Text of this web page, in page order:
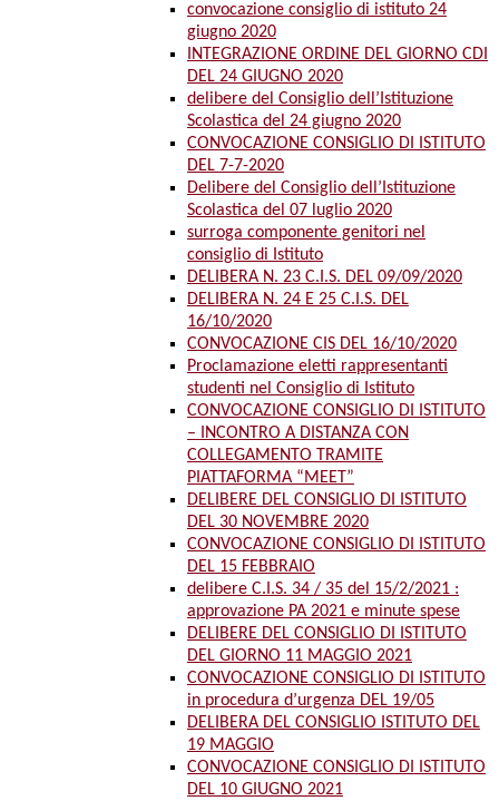
convocazione consiglio di istituto 24
giugno 2020
INTEGRAZIONE ORDINE DEL GIORNO CDI
DEL 24 GIUGNO 2020
delibere del Consiglio dell’Istituzione
Scolastica del 24 giugno 2020
CONVOCAZIONE CONSIGLIO DI ISTITUTO
DEL 7-7-2020
Delibere del Consiglio dell’Istituzione
Scolastica del 07 luglio 2020
surroga componente genitori nel
consiglio di Istituto
DELIBERA N. 23 C.I.S. DEL 09/09/2020
DELIBERA N. 24 E 25 C.I.S. DEL
16/10/2020
CONVOCAZIONE CIS DEL 16/10/2020
Proclamazione eletti rappresentanti
studenti nel Consiglio di Istituto
CONVOCAZIONE CONSIGLIO DI ISTITUTO
– INCONTRO A DISTANZA CON
COLLEGAMENTO TRAMITE
PIATTAFORMA “MEET”
DELIBERE DEL CONSIGLIO DI ISTITUTO
DEL 30 NOVEMBRE 2020
CONVOCAZIONE CONSIGLIO DI ISTITUTO
DEL 15 FEBBRAIO
delibere C.I.S. 34 / 35 del 15/2/2021 :
approvazione PA 2021 e minute spese
DELIBERE DEL CONSIGLIO DI ISTITUTO
DEL GIORNO 11 MAGGIO 2021
CONVOCAZIONE CONSIGLIO DI ISTITUTO
in procedura d’urgenza DEL 19/05
DELIBERA DEL CONSIGLIO ISTITUTO DEL
19 MAGGIO
CONVOCAZIONE CONSIGLIO DI ISTITUTO
DEL 10 GIUGNO 2021